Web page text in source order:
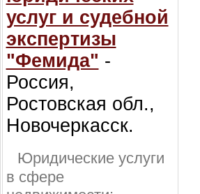
услуг и судебной
экспертизы
"Фемида" -
Россия,
Ростовская обл.,
Новочеркасск.
Юридические услуги
в сфере